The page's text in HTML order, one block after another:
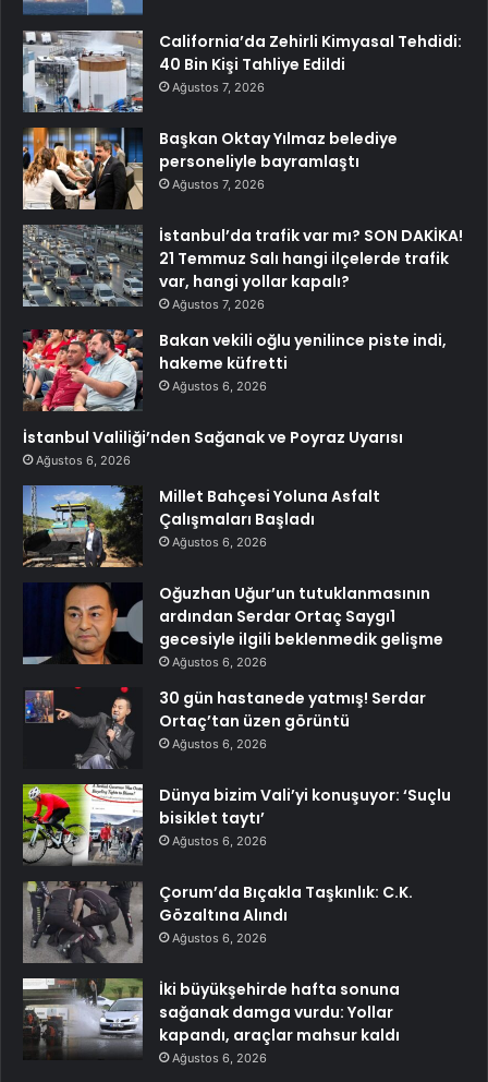
California’da Zehirli Kimyasal Tehdidi:
40 Bin Kişi Tahliye Edildi
Ağustos 7, 2026
Başkan Oktay Yılmaz belediye
personeliyle bayramlaştı
Ağustos 7, 2026
İstanbul’da trafik var mı? SON DAKİKA!
21 Temmuz Salı hangi ilçelerde trafik
var, hangi yollar kapalı?
Ağustos 7, 2026
Bakan vekili oğlu yenilince piste indi,
hakeme küfretti
Ağustos 6, 2026
İstanbul Valiliği’nden Sağanak ve Poyraz Uyarısı
Ağustos 6, 2026
Millet Bahçesi Yoluna Asfalt
Çalışmaları Başladı
Ağustos 6, 2026
Oğuzhan Uğur’un tutuklanmasının
ardından Serdar Ortaç Saygı1
gecesiyle ilgili beklenmedik gelişme
Ağustos 6, 2026
30 gün hastanede yatmış! Serdar
Ortaç’tan üzen görüntü
Ağustos 6, 2026
Dünya bizim Vali’yi konuşuyor: ‘Suçlu
bisiklet taytı’
Ağustos 6, 2026
Çorum’da Bıçakla Taşkınlık: C.K.
Gözaltına Alındı
Ağustos 6, 2026
İki büyükşehirde hafta sonuna
sağanak damga vurdu: Yollar
kapandı, araçlar mahsur kaldı
Ağustos 6, 2026